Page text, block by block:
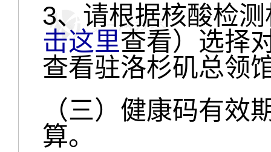
3、请根据核酸检
击这里查看）选择
查看驻洛杉矶总领
（三）健康码有效
算。